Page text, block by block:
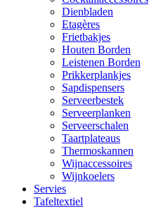
Dienbladen
Etagères
Frietbakjes
Houten Borden
Leistenen Borden
Prikkerplankjes
Sapdispensers
Serveerbestek
Serveerplanken
Serveerschalen
Taartplateaus
Thermoskannen
Wijnaccessoires
Wijnkoelers
Servies
Tafeltextiel